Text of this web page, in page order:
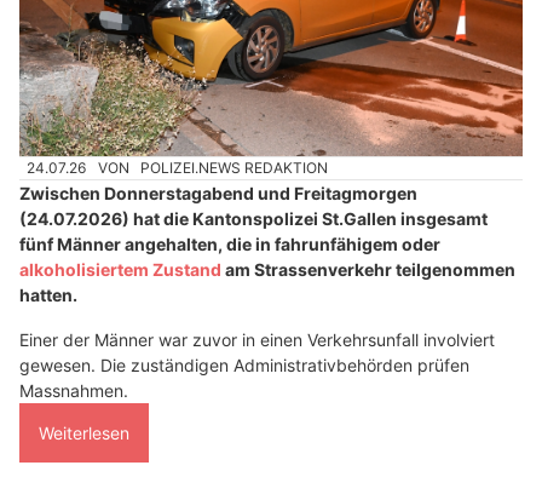
24.07.26 VON POLIZEI.NEWS REDAKTION
Zwischen Donnerstagabend und Freitagmorgen
(24.07.2026) hat die Kantonspolizei St.Gallen insgesamt
fünf Männer angehalten, die in fahrunfähigem oder
alkoholisiertem Zustand am Strassenverkehr teilgenommen
hatten.
Einer der Männer war zuvor in einen Verkehrsunfall involviert
gewesen. Die zuständigen Administrativbehörden prüfen
Massnahmen.
Weiterlesen